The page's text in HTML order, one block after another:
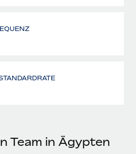
Team in Ägypten